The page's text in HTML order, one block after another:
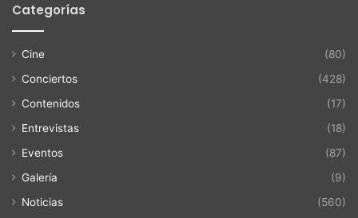
Categorías
Cine
(80)
Conciertos
(428)
Contenidos
(17)
Entrevistas
(18)
Eventos
(87)
Galería
(9)
Noticias
(560)